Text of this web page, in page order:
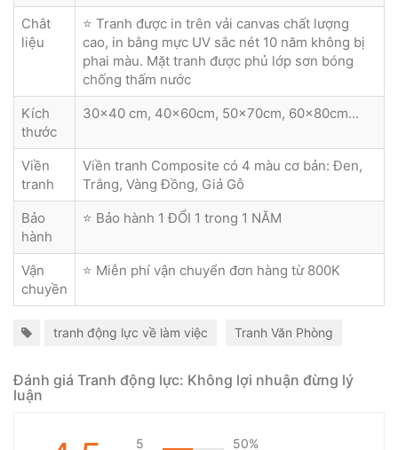
Chât
liệu
⭐ Tranh được in trên vải canvas chất lượng
cao, in bằng mực UV sắc nét 10 năm không bị
phai màu. Mặt tranh được phủ lớp sơn bóng
chống thấm nước
Kích
thước
30x40 cm, 40x60cm, 50x70cm, 60x80cm...
Viền
tranh
Viền tranh Composite có 4 màu cơ bản: Đen,
Trắng, Vàng Đồng, Giả Gỗ
Bảo
hành
⭐ Bảo hành 1 ĐỔI 1 trong 1 NĂM
Vận
chuyền
⭐ Miễn phí vận chuyển đơn hàng từ 800K
tranh động lực về làm việc Tranh Văn Phòng
Đánh giá Tranh động lực: Không lợi nhuận đừng lý
luận
5 50%